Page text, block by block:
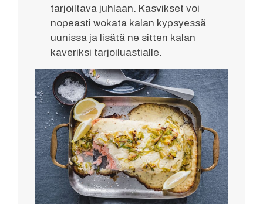
tarjoiltava juhlaan. Kasvikset voi
nopeasti wokata kalan kypsyessä
uunissa ja lisätä ne sitten kalan
kaveriksi tarjoiluastialle.